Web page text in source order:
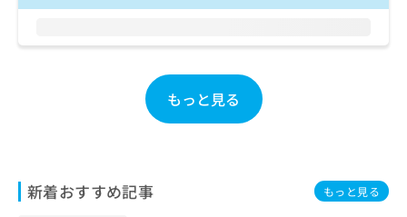
もっと見る
新着おすすめ記事 もっと見る
お
い